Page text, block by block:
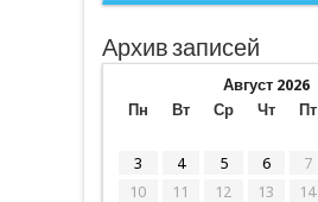
Архив записей
Август 2026
Пн
Вт Ср Чт Пт
3
4 5 6 7
10
11 12 13 14